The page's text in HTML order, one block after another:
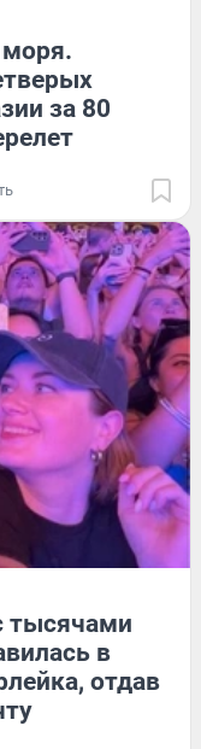
за 80
тысячами
в
отдав